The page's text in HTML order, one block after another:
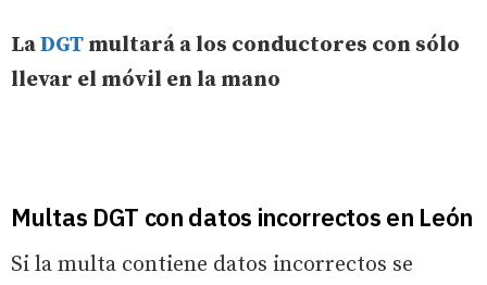
LaDGT multará a los conductores con sólo
llevar el móvil en la mano
Multas DGT con datos incorrectos en León
Si la multa contiene datos incorrectos se